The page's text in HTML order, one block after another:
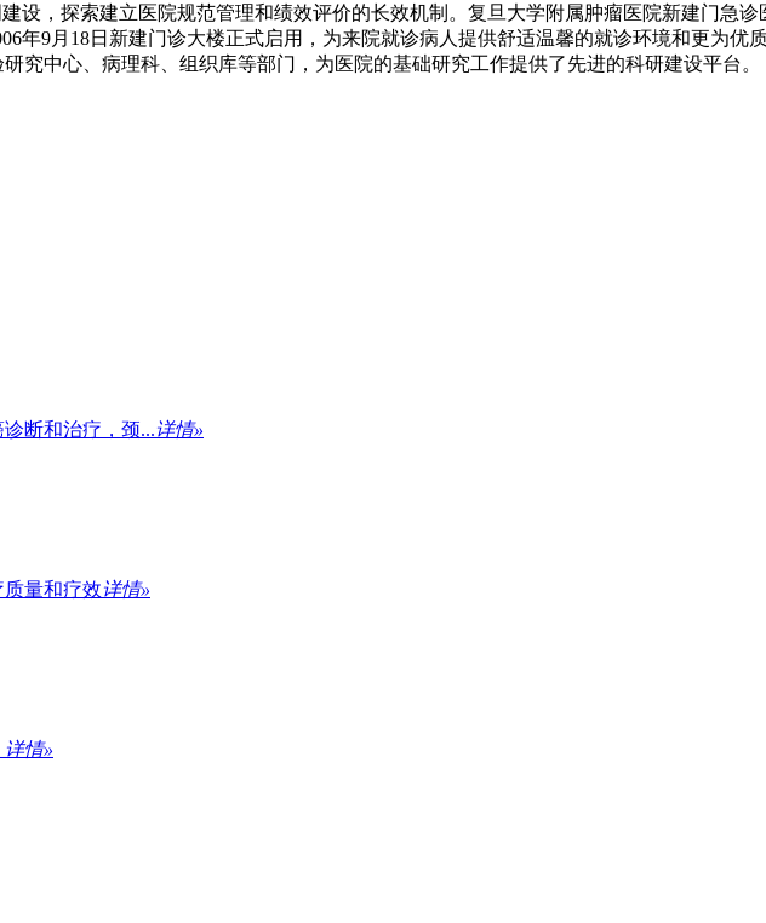
设，探索建立医院规范管理和绩效评价的长效机制。复旦大学附属肿瘤医院新建门急
年9月18日新建门诊大楼正式启用，为来院就诊病人提供舒适温馨的就诊环境和更为优
究中心、病理科、组织库等部门，为医院的基础研究工作提供了先进的科研建设平台。
断和治疗，颈...详情»
量和疗效详情»
详情»